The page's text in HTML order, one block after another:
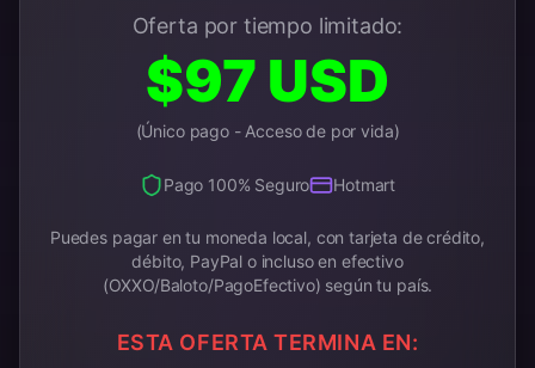
Oferta por tiempo limitado:
$97 USD
(Único pago - Acceso de por vida)
Pago 100% Seguro Hotmart
Puedes pagar en tu moneda local, con tarjeta de crédito,
débito, PayPal o incluso en efectivo
(OXXO/Baloto/PagoEfectivo) según tu país.
ESTA OFERTA TERMINA EN: